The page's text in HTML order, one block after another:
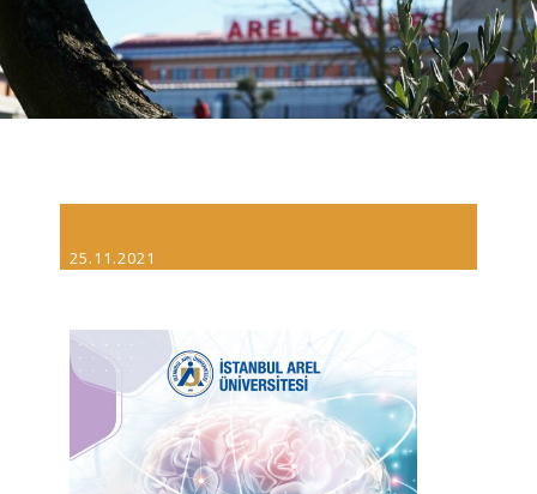
25.11.2021